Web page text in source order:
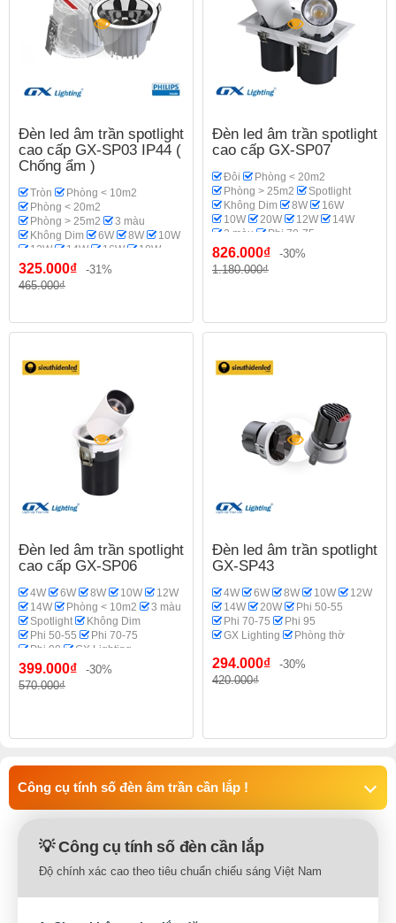
Đèn led âm trần spotlight
cao cấp GX-SP03 IP44 (
Chống ẩm )
Tròn
Phòng < 10m2
Phòng < 20m2
Phòng > 25m2
3 màu
Không Dim
6W 8W
10W
12W
14W 16W
18W
20W
Spotlight
Phi 95
GX Lighting
325.000₫
-31%
465.000₫
Đèn led âm trần spotlight
cao cấp GX-SP07
Đôi
Phòng < 20m2
Phòng > 25m2
Spotlight
Không Dim
8W
16W
10W
20W 12W
14W
3 màu
Phi 70-75
GX Lighting
Phòng khách
826.000₫
-30%
1.180.000₫
Đèn led âm trần spotlight
cao cấp GX-SP06
4W 6W 8W 10W
12W
14W
Phòng < 10m2
3 màu
Spotlight
Không Dim
Phi 50-55
Phi 70-75
Phi 90
GX Lighting
Phòng thờ
399.000₫
-30%
570.000₫
Đèn led âm trần spotlight
GX-SP43
4W 6W 8W 10W
12W
14W
20W
Phi 50-55
Phi 70-75
Phi 95
GX Lighting
Phòng thờ
294.000₫
-30%
420.000₫
Công cụ tính số đèn âm trần cần lắp !
💡 Công cụ tính số đèn cần lắp
Độ chính xác cao theo tiêu chuẩn chiếu sáng Việt Nam